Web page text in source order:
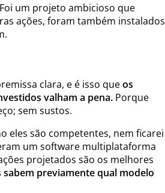
um projeto ambicioso que
ações, foram também instalados
clara, e é isso queos
valham a pena. Porque
sem sustos.
eles são competentes, nem ficarei
um software multiplataforma
projetados são os melhores
sabem previamente qual modelo